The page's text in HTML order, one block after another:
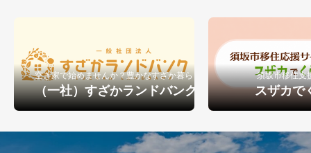
ジェクトも展開。アーティストと
しては、映画や音楽を中心とした
制作活動に取り組みながら、古民
家や高原など様々な場所での発表
を続けている。
空き家で始めませんか？豊かなすざか暮らし
（一社）すざかランドバンク
須坂市移住支
スザカで